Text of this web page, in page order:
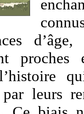
l’histoire
leurs